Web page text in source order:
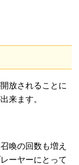
放されることに
来ます。
喚の回数も増え
ーヤーにとって